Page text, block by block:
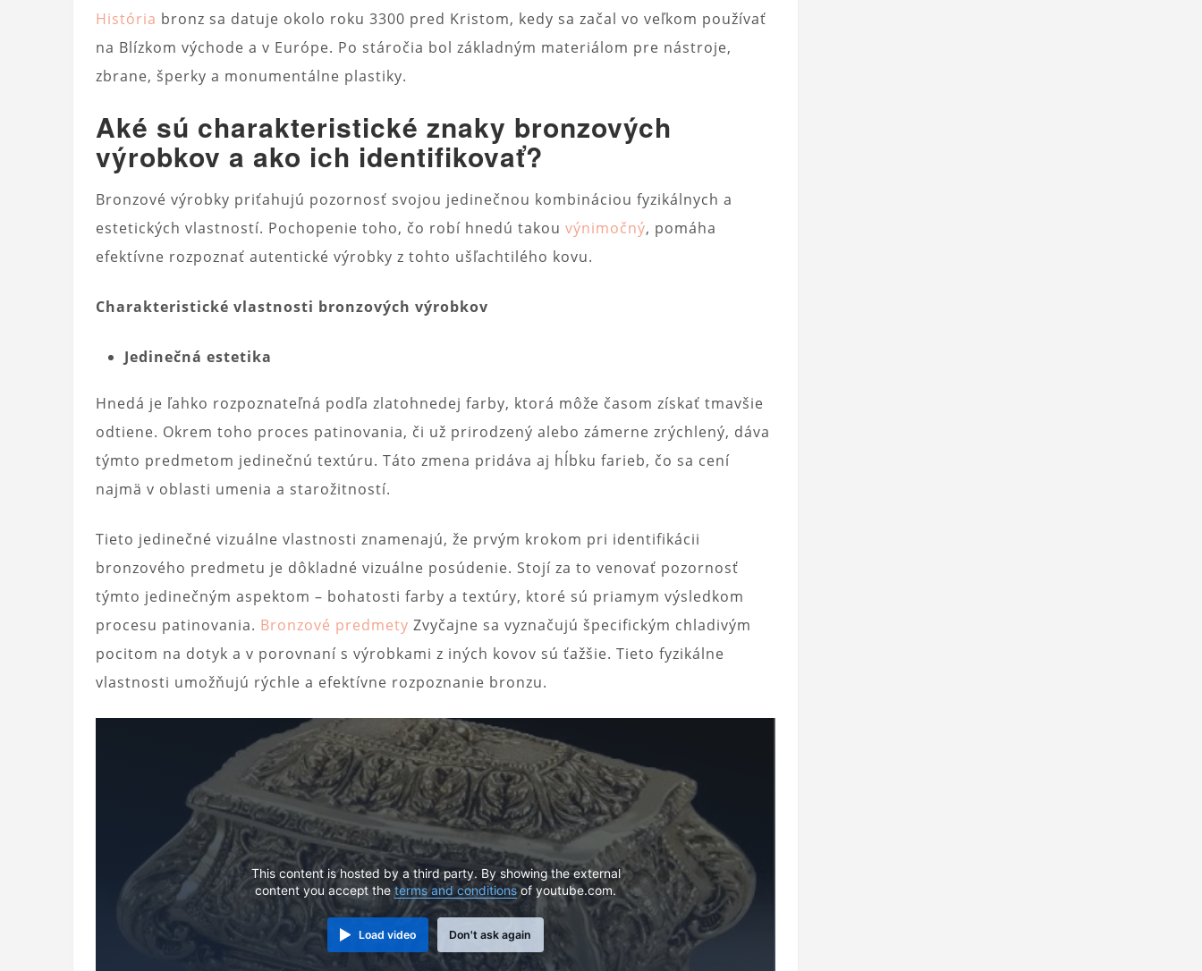
História bronz sa datuje okolo roku 3300 pred Kristom, kedy sa začal vo veľkom používať
na Blízkom východe a v Európe. Po stáročia bol základným materiálom pre nástroje,
zbrane, šperky a monumentálne plastiky.
Aké sú charakteristické znaky bronzových
výrobkov a ako ich identifikovať?
Bronzové výrobky priťahujú pozornosť svojou jedinečnou kombináciou fyzikálnych a
estetických vlastností. Pochopenie toho, čo robí hnedú takou výnimočný, pomáha
efektívne rozpoznať autentické výrobky z tohto ušľachtilého kovu.
Charakteristické vlastnosti bronzových výrobkov
Jedinečná estetika
Hnedá je ľahko rozpoznateľná podľa zlatohnedej farby, ktorá môže časom získať tmavšie
odtiene. Okrem toho proces patinovania, či už prirodzený alebo zámerne zrýchlený, dáva
týmto predmetom jedinečnú textúru. Táto zmena pridáva aj hĺbku farieb, čo sa cení
najmä v oblasti umenia a starožitností.
Tieto jedinečné vizuálne vlastnosti znamenajú, že prvým krokom pri identifikácii
bronzového predmetu je dôkladné vizuálne posúdenie. Stojí za to venovať pozornosť
týmto jedinečným aspektom – bohatosti farby a textúry, ktoré sú priamym výsledkom
procesu patinovania. Bronzové predmety Zvyčajne sa vyznačujú špecifickým chladivým
pocitom na dotyk a v porovnaní s výrobkami z iných kovov sú ťažšie. Tieto fyzikálne
vlastnosti umožňujú rýchle a efektívne rozpoznanie bronzu.
This content is hosted by a third party. By showing the external
content you accept theterms and conditionsof youtube.com.
Load video Don't ask again